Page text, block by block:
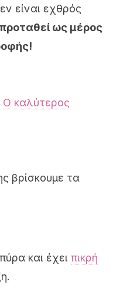
είναι εχθρός
ως μέρος
Ο καλύτερος
βρίσκουμε τα
και έχει πικρή